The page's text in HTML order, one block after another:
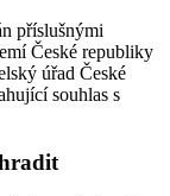
příslušnými
České republiky
úřad České
souhlas s